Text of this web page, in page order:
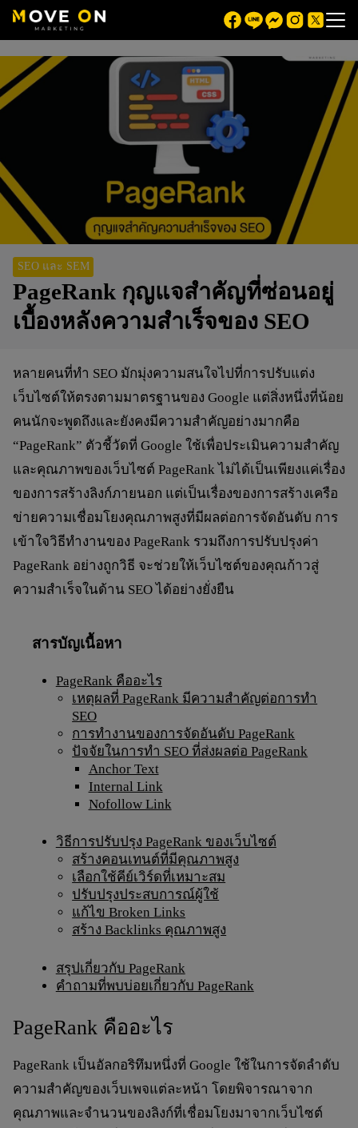
SEO และ SEM
PageRank กุญแจสำคัญที่ซ่อนอยู่
เบื้องหลังความสำเร็จของ SEO
หลายคนที่ทำ SEO มักมุ่งความสนใจไปที่การปรับแต่ง
เว็บไซต์ให้ตรงตามมาตรฐานของ Google แต่สิ่งหนึ่งที่น้อย
คนนักจะพูดถึงและยังคงมีความสำคัญอย่างมากคือ
“PageRank” ตัวชี้วัดที่ Google ใช้เพื่อประเมินความสำคัญ
และคุณภาพของเว็บไซต์ PageRank ไม่ได้เป็นเพียงแค่เรื่อง
ของการสร้างลิงก์ภายนอก แต่เป็นเรื่องของการสร้างเครือ
ข่ายความเชื่อมโยงคุณภาพสูงที่มีผลต่อการจัดอันดับ การ
เข้าใจวิธีทำงานของ PageRank รวมถึงการปรับปรุงค่า
PageRank อย่างถูกวิธี จะช่วยให้เว็บไซต์ของคุณก้าวสู่
ความสำเร็จในด้าน SEO ได้อย่างยั่งยืน
สารบัญเนื้อหา
PageRank คืออะไร
เหตุผลที่ PageRank มีความสำคัญต่อการทำ
SEO
การทำงานของการจัดอันดับ PageRank
ปัจจัยในการทำ SEO ที่ส่งผลต่อ PageRank
Anchor Text
Internal Link
Nofollow Link
วิธีการปรับปรุง PageRank ของเว็บไซต์
สร้างคอนเทนต์ที่มีคุณภาพสูง
เลือกใช้คีย์เวิร์ดที่เหมาะสม
ปรับปรุงประสบการณ์ผู้ใช้
แก้ไข Broken Links
สร้าง Backlinks คุณภาพสูง
สรุปเกี่ยวกับ PageRank
คำถามที่พบบ่อยเกี่ยวกับ PageRank
PageRank คืออะไร
PageRank เป็นอัลกอริทึมหนึ่งที่ Google ใช้ในการจัดลำดับ
ความสำคัญของเว็บเพจแต่ละหน้า โดยพิจารณาจาก
คุณภาพและจำนวนของลิงก์ที่เชื่อมโยงมาจากเว็บไซต์